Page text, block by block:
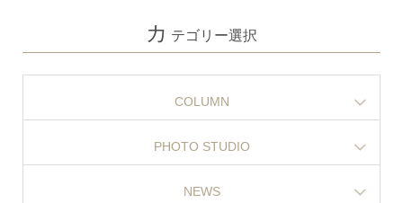
カ テゴリー選択
COLUMN
PHOTO STUDIO
NEWS